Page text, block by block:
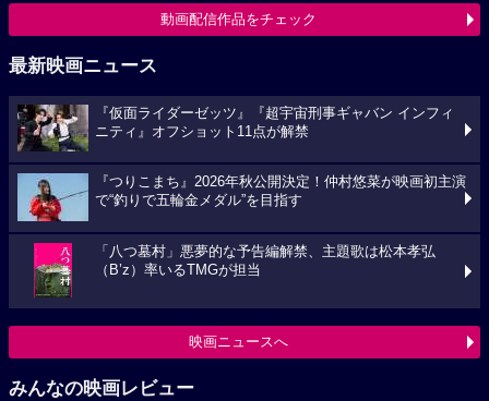
動画配信作品をチェック
最新映画ニュース
『仮面ライダーゼッツ』『超宇宙刑事ギャバン インフィ
ニティ』オフショット11点が解禁
『つりこまち』2026年秋公開決定！仲村悠菜が映画初主演
で“釣りで五輪金メダル”を目指す
「八つ墓村」悪夢的な予告編解禁、主題歌は松本孝弘
（B’z）率いるTMGが担当
映画ニュースへ
みんなの映画レビュー